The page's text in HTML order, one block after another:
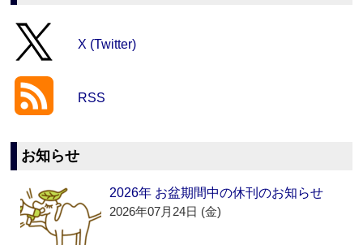
X (Twitter)
RSS
お知らせ
2026年 お盆期間中の休刊のお知らせ
2026年07月24日 (金)